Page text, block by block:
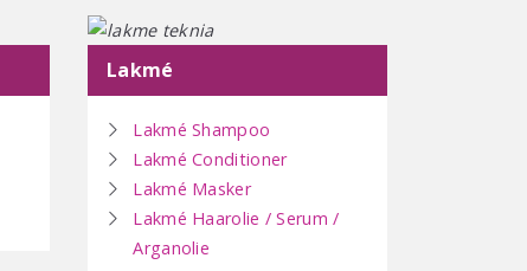
Lakmé
Lakmé Shampoo
Lakmé Conditioner
Lakmé Masker
Lakmé Haarolie / Serum /
Arganolie